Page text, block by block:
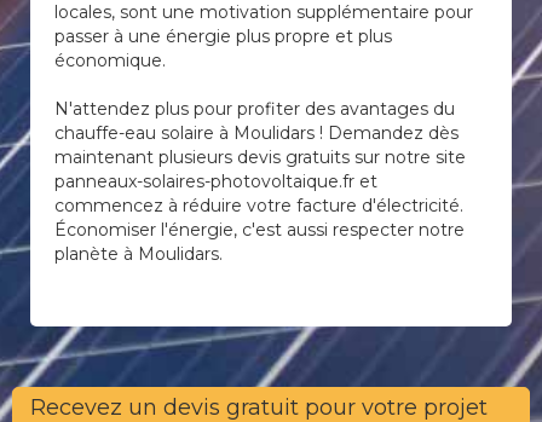
locales, sont une motivation supplémentaire pour
passer à une énergie plus propre et plus
économique.
N'attendez plus pour profiter des avantages du
chauffe-eau solaire à Moulidars ! Demandez dès
maintenant plusieurs devis gratuits sur notre site
panneaux-solaires-photovoltaique.fr et
commencez à réduire votre facture d'électricité.
Économiser l'énergie, c'est aussi respecter notre
planète à Moulidars.
Recevez un devis gratuit pour votre projet